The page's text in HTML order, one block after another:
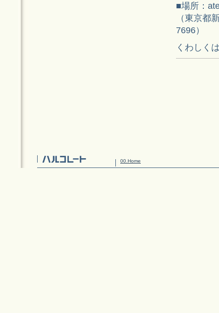
■場所：
（東京都
7696）
くわしく
00.Home